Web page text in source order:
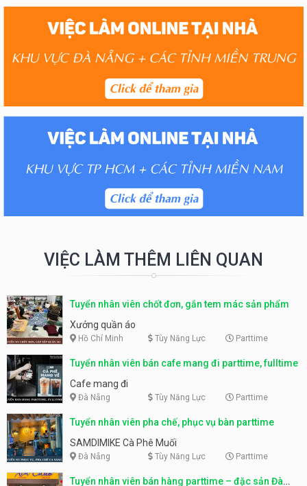
VIỆC LÀM THÊM LIÊN QUAN
Tuyển nhân viên chốt đơn, gắn tem mác sản phẩm
Xưởng quần áo
Hồ Chí Minh Tùy Năng Lực Parttime
Tuyển nhân viên bán cafe mang đi parttime, fulltime
Cafe mang đi
Đà Nẵng Tùy Năng Lực Parttime
Tuyển nhân viên pha chế, phục vụ bàn parttime
SAMDIMIKE Cà Phê Muối
Đà Nẵng Tùy Năng Lực Parttime
Tuyển nhân viên bán hàng parttime – đặc sản Đà